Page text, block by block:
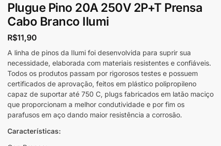
Plugue Pino 20A 250V 2P+T Prensa
Cabo Branco Ilumi
R$11,90
A linha de pinos da Ilumi foi desenvolvida para suprir sua
necessidade, elaborada com materiais resistentes e confiáveis.
Todos os produtos passam por rigorosos testes e possuem
certificados de aprovação, feitos em plástico polipropileno
capaz de suportar até 750 C, plugs fabricados em latão maciço
que proporcionam a melhor condutividade e por fim os
parafusos em aço dando maior resistência a corrosão.
Características: